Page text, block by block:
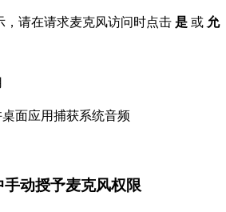
，请在请求麦克风访问时点击 是 或 允
面应用捕获系统音频
动授予麦克风权限